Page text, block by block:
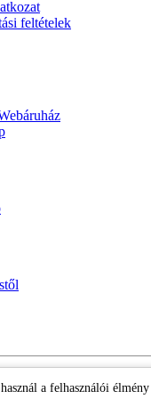
feltételek
a felhasználói